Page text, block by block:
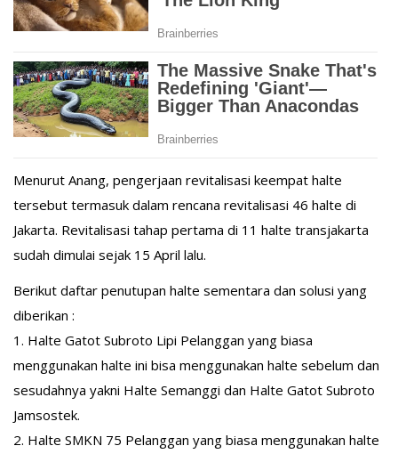
Menurut Anang, pengerjaan revitalisasi keempat halte
tersebut termasuk dalam rencana revitalisasi 46 halte di
Jakarta. Revitalisasi tahap pertama di 11 halte transjakarta
sudah dimulai sejak 15 April lalu.
Berikut daftar penutupan halte sementara dan solusi yang
diberikan :
1. Halte Gatot Subroto Lipi Pelanggan yang biasa
menggunakan halte ini bisa menggunakan halte sebelum dan
sesudahnya yakni Halte Semanggi dan Halte Gatot Subroto
Jamsostek.
2. Halte SMKN 75 Pelanggan yang biasa menggunakan halte